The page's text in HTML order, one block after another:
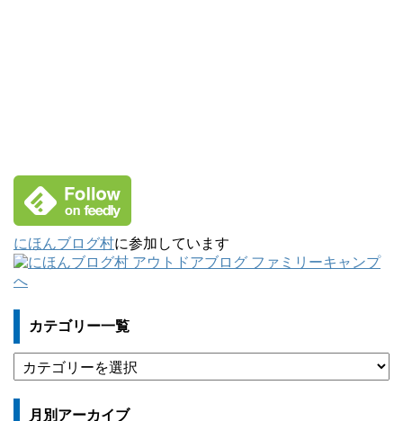
にほんブログ村に参加しています
カテゴリー一覧
テ
ゴ
月別アーカイブ